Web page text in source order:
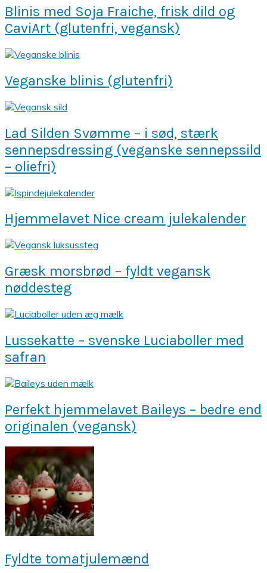
Blinis med Soja Fraiche, frisk dild og
CaviArt (glutenfri, vegansk)
Veganske blinis (glutenfri)
Lad Silden Svømme – i sød, stærk
sennepsdressing (veganske sennepssild
– oliefri)
Hjemmelavet Nice cream julekalender
Græsk morsbrød – fyldt vegansk
nøddesteg
Lussekatte – svenske Luciaboller med
safran
Perfekt hjemmelavet Baileys – bedre end
originalen (vegansk)
Fyldte tomatjulemænd